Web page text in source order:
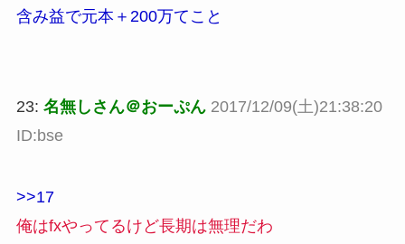
含み益で元本＋200万てこと
23: 名無しさん＠おーぷん 2017/12/09(土)21:38:20
ID:bse
>>17
俺はfxやってるけど長期は無理だわ